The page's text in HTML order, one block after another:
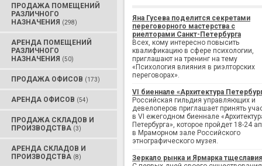
ПРОДАЖА ПОМЕЩЕНИЙ
РАЗЛИЧНОГО
НАЗНАЧЕНИЯ (298)
АРЕНДА ПОМЕЩЕНИЙ
РАЗЛИЧНОГО
НАЗНАЧЕНИЯ (50)
ПРОДАЖА ОФИСОВ (173)
АРЕНДА ОФИСОВ (54)
ПРОДАЖА СКЛАДОВ И
ПРОИЗВОДСТВА (3)
АРЕНДА СКЛАДОВ И
ПРОИЗВОДСТВА (8)
Яна Гусева поделится секретами
переговорного мастерства с
риелторами Санкт-Петербурга
Всех, кому интересно повысить
квалификацию в сфере психологии,
приглашают на тренинг на тему
«Психология влияния в риэлторских
переговорах».
VI биеннале «Архитектура
Российская гильдия управляющих и
девелоперов приглашает принять
в VI ежегодном биеннале
Петербурга», которое пройдет 18-24
в Мраморном зале Российского
этнографического музея.
Зеркало рынка и Ярмарка тщеславия